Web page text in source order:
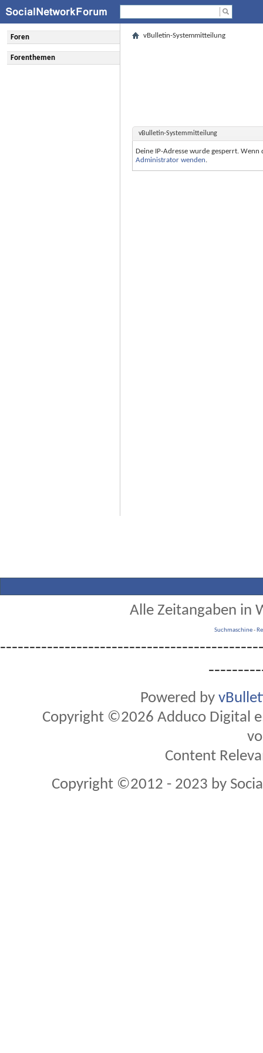
Foren
Forenthemen
vBulletin-Systemmitteilung
vBulletin-Systemmitteilung
Deine IP-Adresse wurde gesperrt.
Administrator wenden.
Alle Zeitangaben in
Suchmaschine-
Powered by
Copyright ©2026 Adduco Digital
Content
Copyright ©2012 - 2023 by